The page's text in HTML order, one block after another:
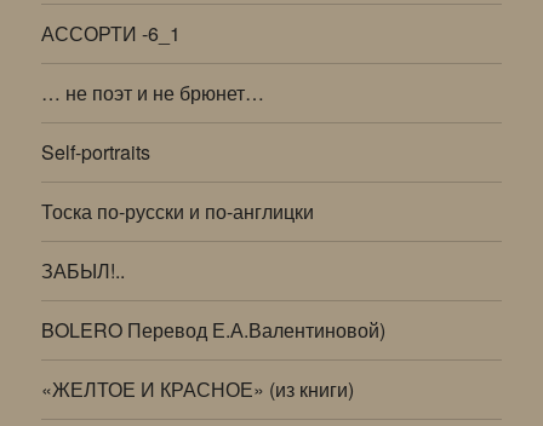
АССОРТИ -6_1
… не поэт и не брюнет…
Self-portraits
Тоска по-русски и по-англицки
ЗАБЫЛ!..
BOLERO Перевод Е.А.Валентиновой)
«ЖЕЛТОЕ И КРАСНОЕ» (из книги)